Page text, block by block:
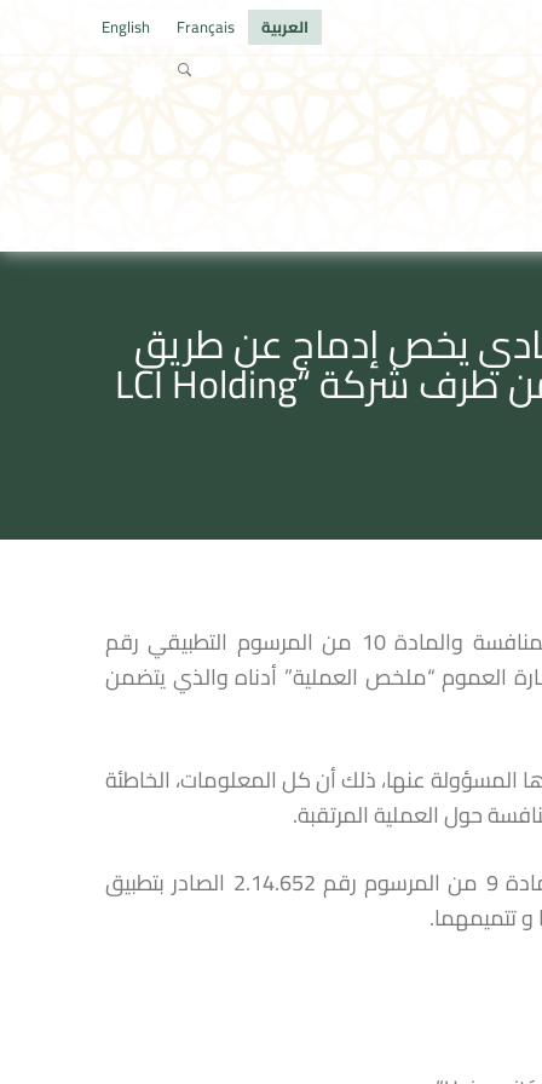
العربية Français
English
يخص إدماج عن طريق
الضم‎ ‎لشركة” Université Internationale Privée Averroès SA “من طرف شركة “LCI Holding
طبقا للمادة 13 من القانون رقم 12.104 المتعلق بحرية الأسعار والمنافسة والمادة 10 من المرسوم التطبيقي رقم
العموم “ملخص العملية” أدناه والذي يتضمن
المسؤولة عنها، ذلك أن كل المعلومات، الخاطئة
حول العملية المرتقبة.
إن نشر هذا البلاغ لا يفيد بأن ملف التبليغ يعتبر كاملا طبقا لأحكام المادة 9 من المرسوم رقم 2.14.652 الصادر بتطبيق